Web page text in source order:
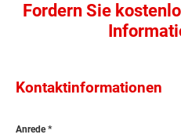
Fordern Sie
Kontaktinformationen
Anrede